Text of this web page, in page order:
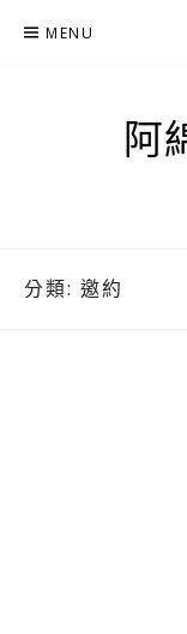
MENU
阿
分類: 邀約